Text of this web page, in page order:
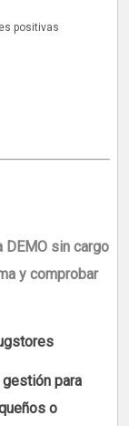
positivas
sin cargo
y comprobar
para
o